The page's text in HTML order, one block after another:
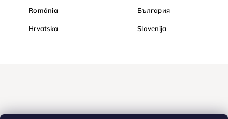
România България
Hrvatska Slovenija